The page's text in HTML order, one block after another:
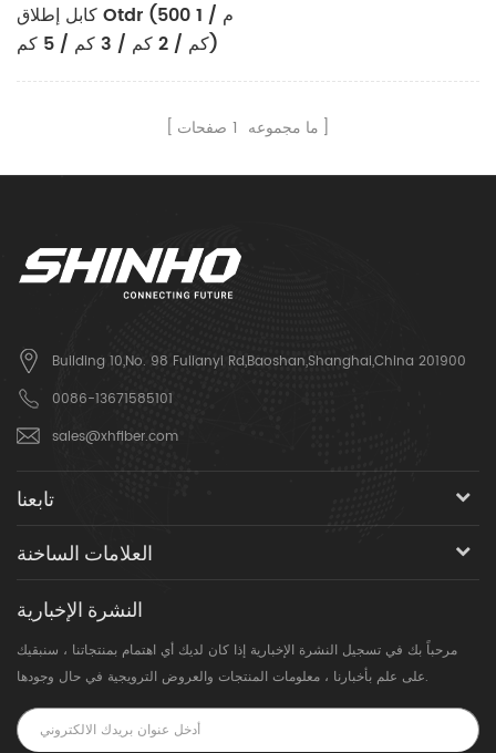
كابل إطلاق Otdr (500 م / 1
كم / 2 كم / 3 كم / 5 كم)
ما مجموعه 1 صفحات
Building 10,No. 98 Fulianyi Rd,Baoshan,Shanghai,China 201900
0086-13671585101
sales@xhfiber.com
تابعنا
العلامات الساخنة
النشرة الإخبارية
مرحباً بك في تسجيل النشرة الإخبارية إذا كان لديك أي اهتمام بمنتجاتنا ، سنبقيك
على علم بأخبارنا ، معلومات المنتجات والعروض الترويجية في حال وجودها.